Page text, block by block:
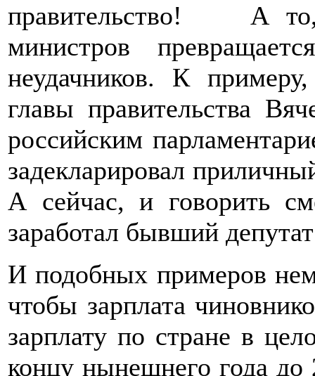
правительство! А то,
министров
неудачников. К
главы правительства
российским
задекларировал
А сейчас, и говорить
заработал бывший
И подобных примеров
чтобы зарплата
зарплату по стране в
концу нынешнего года